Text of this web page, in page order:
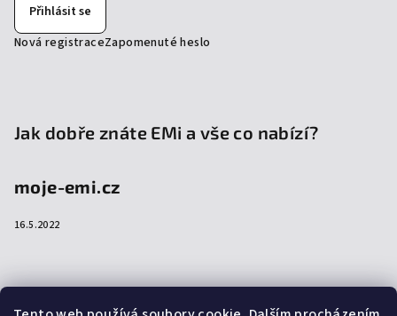
Přihlásit se
Nová registraceZapomenuté heslo
Jak dobře znáte EMi a vše co nabízí?
moje-emi.cz
16.5.2022
Přijímáme online platby